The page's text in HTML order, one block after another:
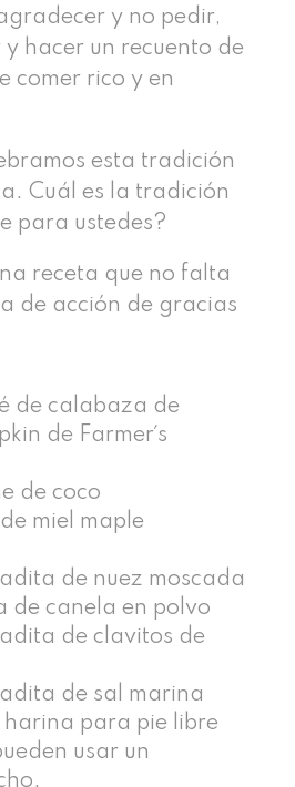
y no pedir,
hacer un recuento de
comer rico y en
esta tradición
Cuál es la tradición
para ustedes?
receta que no falta
de acción de gracias
de calabaza de
de Farmer´s
de coco
miel maple
de nuez moscada
de canela en polvo
de clavitos de
de sal marina
harina para pie libre
usar un